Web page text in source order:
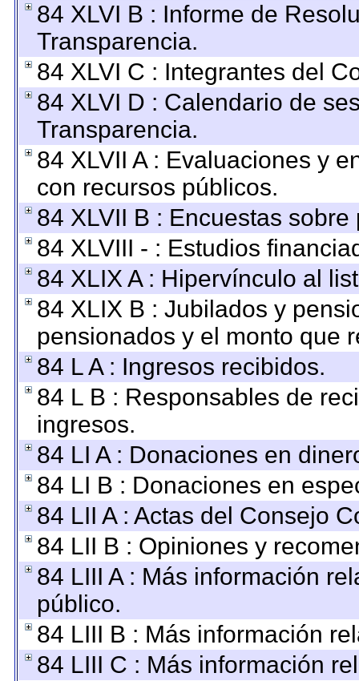
84 XLVI B : Informe de
Transparencia.
84 XLVI C : Integrantes del
84 XLVI D : Calendario de
Transparencia.
84 XLVII A : Evaluaciones y
con recursos públicos.
84 XLVII B : Encuestas sobre
84 XLVIII - : Estudios
84 XLIX A : Hipervínculo al
84 XLIX B : Jubilados y
pensionados y el monto que
84 L A : Ingresos recibidos.
84 L B : Responsables de
ingresos.
84 LI A : Donaciones en
84 LI B : Donaciones en
84 LII A : Actas del Consejo
84 LII B : Opiniones y
84 LIII A : Más información
público.
84 LIII B : Más información
84 LIII C : Más información